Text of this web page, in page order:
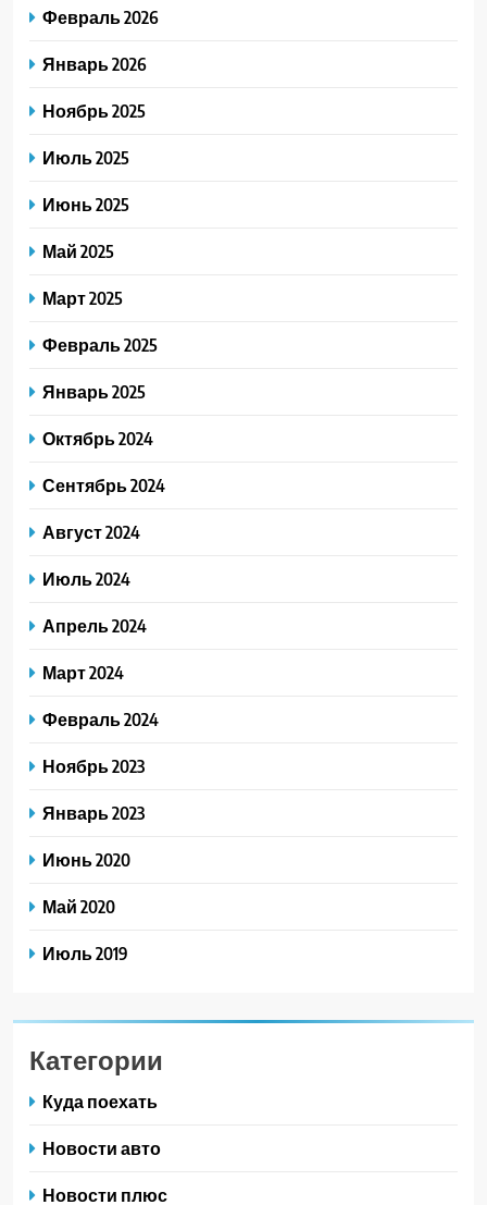
Февраль 2026
Январь 2026
Ноябрь 2025
Июль 2025
Июнь 2025
Май 2025
Март 2025
Февраль 2025
Январь 2025
Октябрь 2024
Сентябрь 2024
Август 2024
Июль 2024
Апрель 2024
Март 2024
Февраль 2024
Ноябрь 2023
Январь 2023
Июнь 2020
Май 2020
Июль 2019
Категории
Куда поехать
Новости авто
Новости плюс